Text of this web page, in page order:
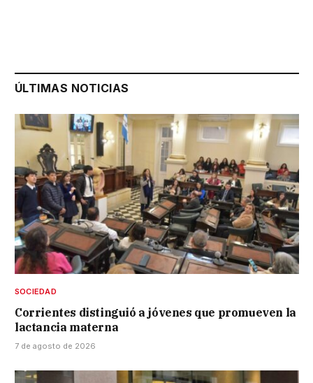
ÚLTIMAS NOTICIAS
SOCIEDAD
Corrientes distinguió a jóvenes que promueven la
lactancia materna
7 de agosto de 2026